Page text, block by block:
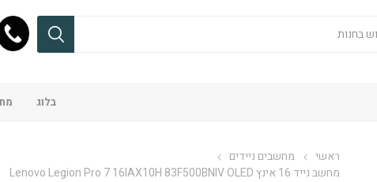
בלוג
ראשי
מחשבים ניידים
מחשב נייד 16 אינץ Lenovo Legion Pro 7 16IAX10H 83F500BNIV OLED